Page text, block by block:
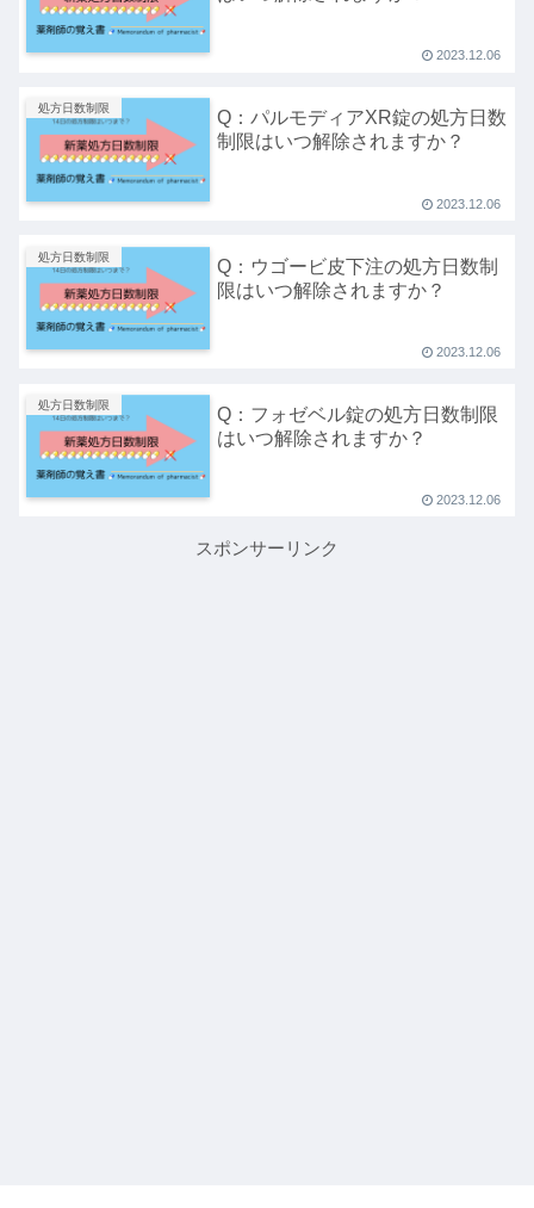
2023.12.06
処方日数制限
Q：パルモディアXR錠の処方日数
制限はいつ解除されますか？
2023.12.06
処方日数制限
Q：ウゴービ皮下注の処方日数制
限はいつ解除されますか？
2023.12.06
処方日数制限
Q：フォゼベル錠の処方日数制限
はいつ解除されますか？
2023.12.06
スポンサーリンク